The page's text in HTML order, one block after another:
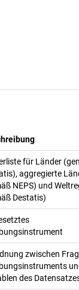
für Länder
aggregierte
NEPS) und
Destatis)
zwischen
des